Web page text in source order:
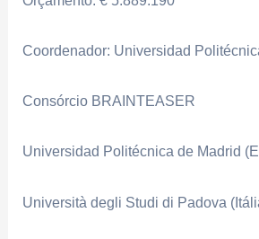
Coordenador: Universidad
Consórcio BRAINTEASER
Universidad Politécnica de Madrid
Università degli Studi di Padova